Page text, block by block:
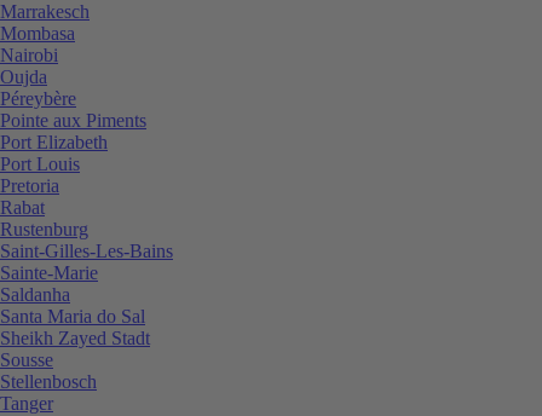
Marrakesch
Mombasa
Nairobi
Oujda
Péreybère
Pointe aux Piments
Port Elizabeth
Port Louis
Pretoria
Rabat
Rustenburg
Saint-Gilles-Les-Bains
Sainte-Marie
Saldanha
Santa Maria do Sal
Sheikh Zayed Stadt
Sousse
Stellenbosch
Tanger